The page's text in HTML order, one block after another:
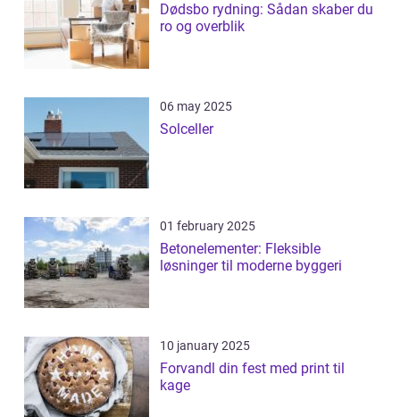
Dødsbo rydning: Sådan skaber du
ro og overblik
06 may 2025
Solceller
01 february 2025
Betonelementer: Fleksible
løsninger til moderne byggeri
10 january 2025
Forvandl din fest med print til
kage